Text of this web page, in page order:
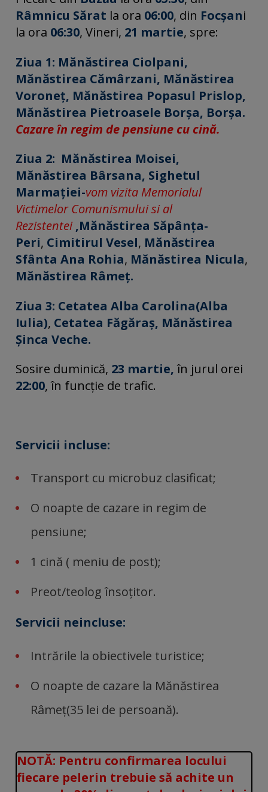
Râmnicu Sărat la ora 06:00, din Focșani
la ora 06:30, Vineri, 21 martie, spre:
Ziua 1: Mănăstirea Ciolpani,
Mănăstirea Cămârzani, Mănăstirea
Voroneț, Mănăstirea Popasul Prislop,
Mănăstirea Pietroasele Borșa, Borșa.
Cazare în regim de pensiune cu cină.
Ziua 2: Mănăstirea Moisei,
Mănăstirea Bârsana, Sighetul
Marmației-vom vizita Memorialul
Victimelor Comunismului si al
Rezistentei ,Mănăstirea Săpânța-
Peri, Cimitirul Vesel, Mănăstirea
Sfânta Ana Rohia, Mănăstirea Nicula,
Mănăstirea Râmeț.
Ziua 3: Cetatea Alba Carolina(Alba
Iulia), Cetatea Făgăraș, Mănăstirea
Șinca Veche.
Sosire duminică, 23 martie, în jurul orei
22:00, în funcție de trafic.
Servicii incluse:
Transport cu microbuz clasificat;
O noapte de cazare in regim de
pensiune;
1 cină ( meniu de post);
Preot/teolog însoțitor.
Servicii neincluse:
Intrările la obiectivele turistice;
O noapte de cazare la Mănăstirea
Râmeț(35 lei de persoană).
NOTĂ: Pentru confirmarea locului
fiecare pelerin trebuie să achite un